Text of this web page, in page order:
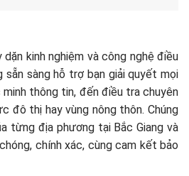
kinh nghiệm và công nghệ điều
sẵn sàng hỗ trợ bạn giải quyết mọi
thông tin, đến điều tra chuyên
đô thị hay vùng nông thôn. Chúng
từng địa phương tại Bắc Giang và
chính xác, cùng cam kết bảo